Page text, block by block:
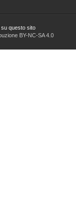
questo sito
BY-NC-SA 4.0